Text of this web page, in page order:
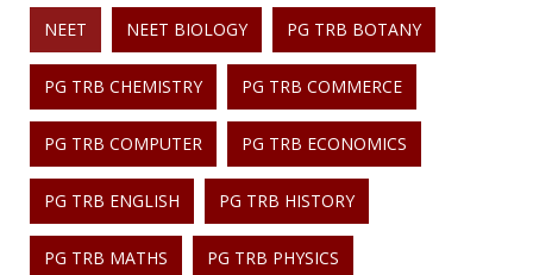
NEET NEET BIOLOGY PG TRB BOTANY
PG TRB CHEMISTRY PG TRB COMMERCE
PG TRB COMPUTER PG TRB ECONOMICS
PG TRB ENGLISH PG TRB HISTORY
PG TRB MATHS PG TRB PHYSICS